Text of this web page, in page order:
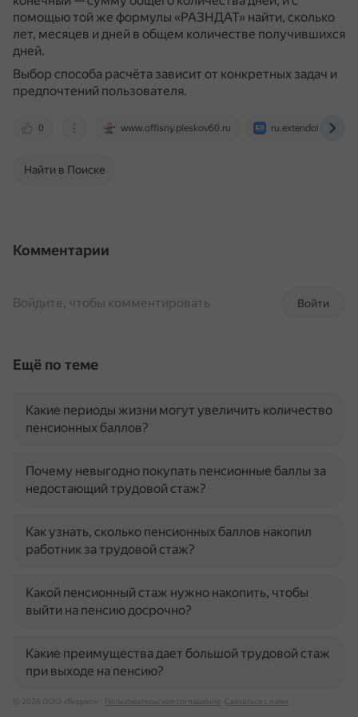
помощью той же формулы «РАЗНДАТ» найти, сколько
лет, месяцев и дней в общем количестве получившихся
дней.
Выбор способа расчёта зависит от конкретных задач и
предпочтений пользователя.
0 www.offisny.pleskov60.ru ru.extendoffice.com
Найти в Поиске
Комментарии
Войти
Войдите, чтобы комментировать
Ещё по теме
Какие периоды жизни могут увеличить количество
пенсионных баллов?
Почему невыгодно покупать пенсионные баллы за
недостающий трудовой стаж?
Как узнать, сколько пенсионных баллов накопил
работник за трудовой стаж?
Какой пенсионный стаж нужно накопить, чтобы
выйти на пенсию досрочно?
Какие преимущества дает большой трудовой стаж
при выходе на пенсию?
© 2026 ООО «Яндекс» Пользовательское соглашение Связаться с нами